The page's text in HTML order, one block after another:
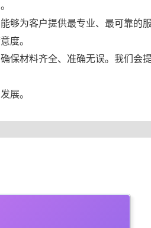
够为客户提供最专业、最可靠的
度。
保材料齐全、准确无误。我们会
展。